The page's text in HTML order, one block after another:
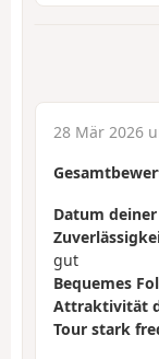
28 Mär 2026
Datum
gut
Bequemes
Attraktivität
Tour stark